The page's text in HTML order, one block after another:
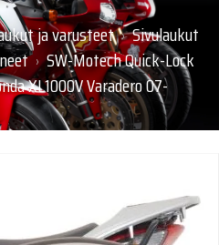
ja varusteet › Sivulaukut
› SW-Motech Quick-Lock
XL1000V Varadero 07-